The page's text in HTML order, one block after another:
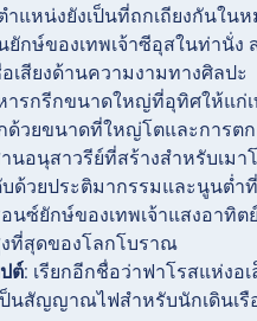
แหน่งยังเป็นที่ถกเถียงกันใน
ยักษ์ของเทพเจ้าซีอุสในท่านั่ง
สียงด้านความงามทางศิลปะ
ารกรีกขนาดใหญ่ที่อุทิศให้แก่
ด้วยขนาดที่ใหญ่โตและการต
นอนุสาวรีย์ที่สร้างสำหรับเมา
บด้วยประติมากรรมและนูนต่
นซ์ยักษ์ของเทพเจ้าแสงอาทิ
ที่สุดของโลกโบราณ
ต์: เรียกอีกชื่อว่าฟาโรสแห่งอ
นสัญญาณไฟสำหรับนักเดินเ